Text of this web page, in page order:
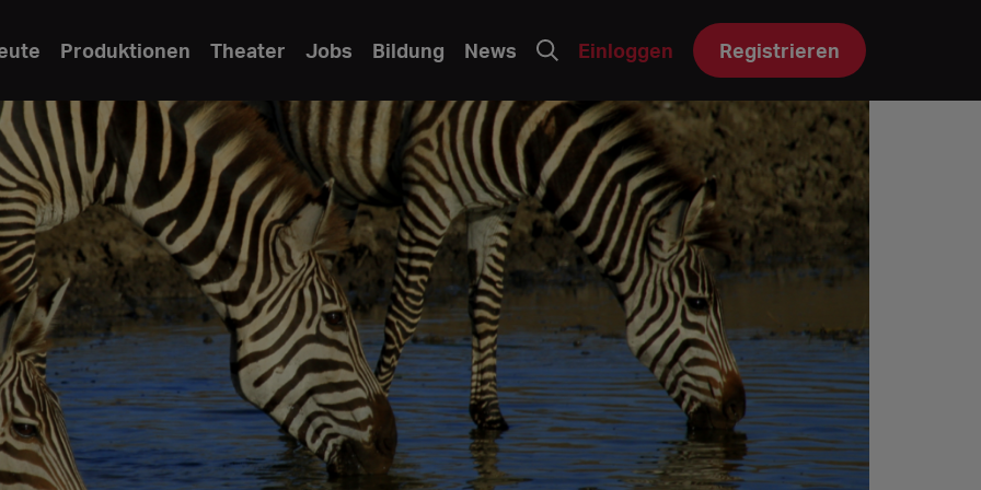
Produktionen Theater Jobs Bildung News Einloggen Registrieren